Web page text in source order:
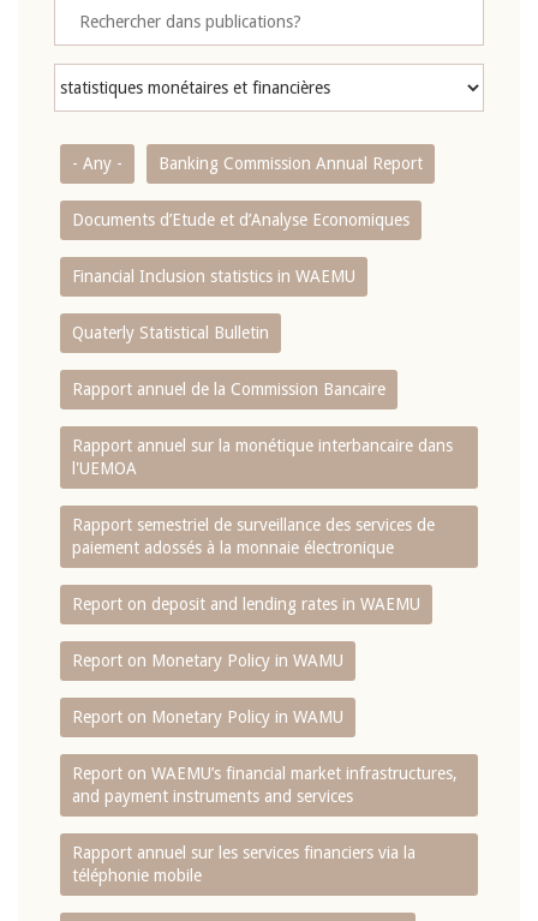
- Any - Banking Commission Annual Report
Documents d’Etude et d’Analyse Economiques
Financial Inclusion statistics in WAEMU
Quaterly Statistical Bulletin
Rapport annuel de la Commission Bancaire
Rapport annuel sur la monétique interbancaire dans
l'UEMOA
Rapport semestriel de surveillance des services de
paiement adossés à la monnaie électronique
Report on deposit and lending rates in WAEMU
Report on Monetary Policy in WAMU
Report on Monetary Policy in WAMU
Report on WAEMU’s financial market infrastructures,
and payment instruments and services
Rapport annuel sur les services financiers via la
téléphonie mobile